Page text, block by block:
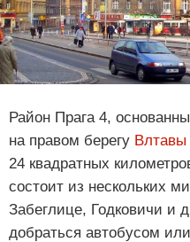
Район Прага 4,
на правом берегу Влтавы
24 квадратных
состоит из нескольких
Забеглице, Годковичи и
добраться автобусом